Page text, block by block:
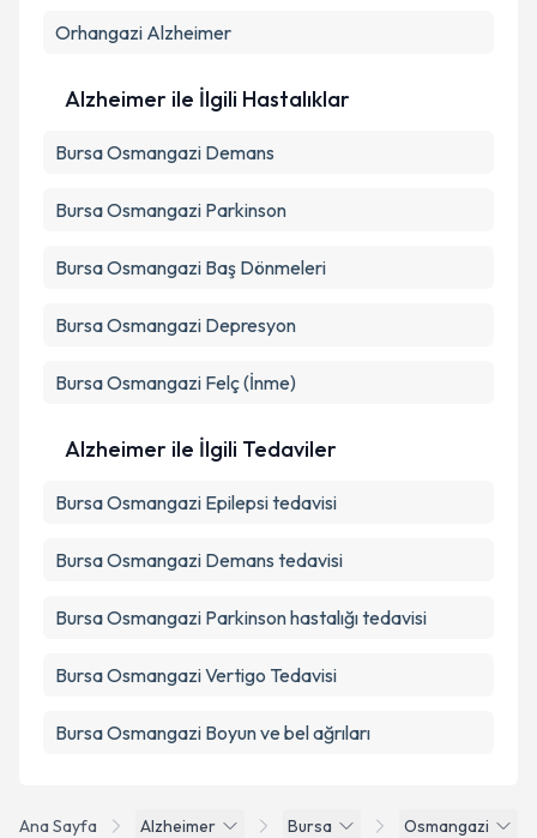
Ana Sayfa Alzheimer Bursa Osmangazi
Orhangazi Alzheimer
Alzheimer ile İlgili Hastalıklar
Bursa Osmangazi Demans
Bursa Osmangazi Parkinson
Bursa Osmangazi Baş Dönmeleri
Bursa Osmangazi Depresyon
Bursa Osmangazi Felç (İnme)
Alzheimer ile İlgili Tedaviler
Bursa Osmangazi Epilepsi tedavisi
Bursa Osmangazi Demans tedavisi
Bursa Osmangazi Parkinson hastalığı tedavisi
Bursa Osmangazi Vertigo Tedavisi
Bursa Osmangazi Boyun ve bel ağrıları